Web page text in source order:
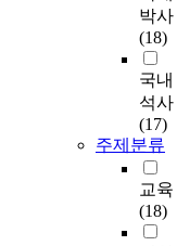
박사
(18)
국내
석사
(17)
주제분류
교육
(18)